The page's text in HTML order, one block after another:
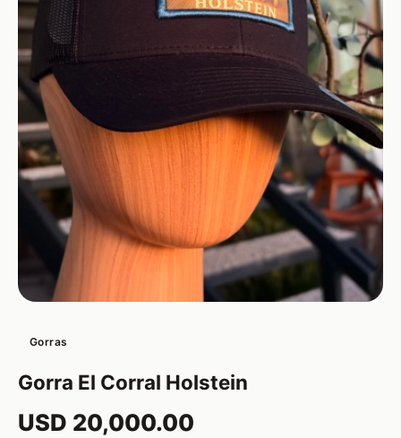
Gorras
Gorra El Corral Holstein
USD 20,000.00